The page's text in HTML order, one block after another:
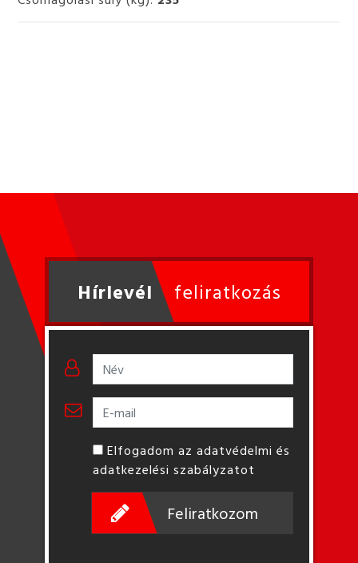
Hírlevél feliratkozás
Elfogadom az adatvédelmi és
adatkezelési szabályzatot
Feliratkozom